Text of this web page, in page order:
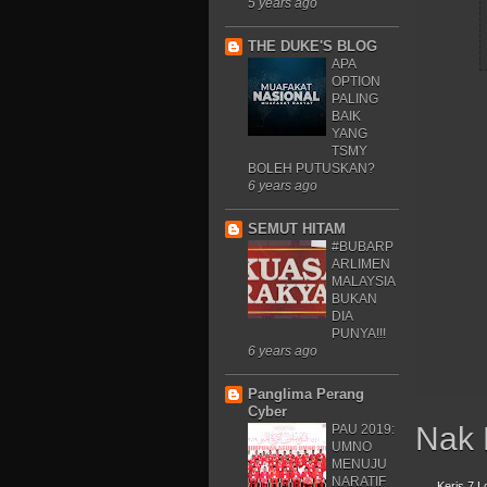
THE DUKE'S BLOG
APA
OPTION
PALING
BAIK
YANG
TSMY
BOLEH PUTUSKAN?
6 years ago
SEMUT HITAM
#BUBARP
ARLIMEN
MALAYSIA
BUKAN
DIA
PUNYA!!!
6 years ago
Panglima Perang
Cyber
PAU 2019:
UMNO
MENUJU
NARATIF
Nak